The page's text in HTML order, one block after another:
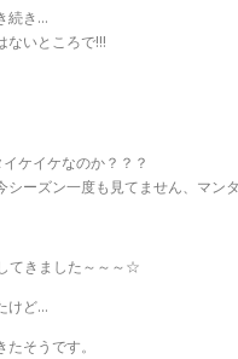
続き…
ないところで!!!
ケイケなのか？？？
シーズン一度も見てません、マンタ
てきました～～～☆
けど…
そうです。